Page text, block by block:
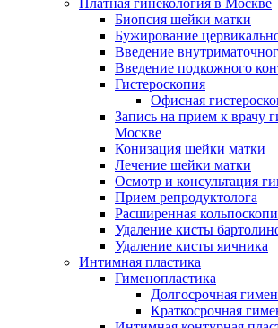
Платная гинекология в Москве
Биопсия шейки матки
Бужирование
Введение
Введение подкожного
Гистероскопия
Офисная
Запись на прием к врачу
Москве
Конизация шейки матки
Лечение шейки матки
Осмотр и консультация
Прием репродуктолога
Расширенная
Удаление кисты
Удаление кисты яичника
Интимная пластика
Гименопластика
Долгосрочная
Краткосрочная